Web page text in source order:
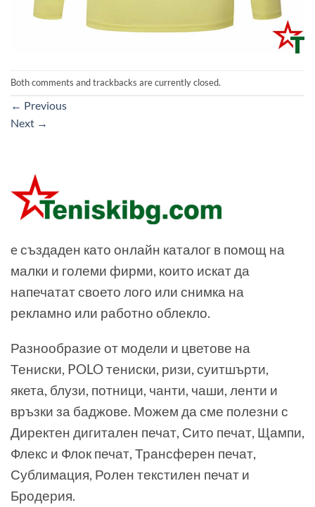
Both comments and trackbacks are currently closed.
← Previous
Next →
e създаден като онлайн каталог в помощ на
малки и големи фирми, които искат да
напечатат своето лого или снимка на
рекламно или работно облекло.
Разнообразие от модели и цветове на
Тениски, POLO тениски, ризи, суитшърти,
якета, блузи, потници, чанти, чаши, ленти и
връзки за баджове. Можем да сме полезни с
Директен дигитален печат, Сито печат, Щампи,
Флекс и Флок печат, Трансферен печат,
Сублимация, Ролен текстилен печат и
Бродерия.